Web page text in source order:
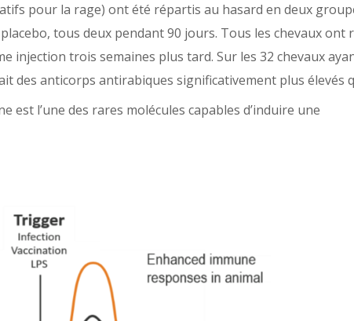
pour la rage) ont été répartis au hasard en deux
tous deux pendant 90 jours. Tous les chevaux
injection trois semaines plus tard. Sur les 32 chevaux
des anticorps antirabiques significativement plus élevés
est l’une des rares molécules capables d’induire une